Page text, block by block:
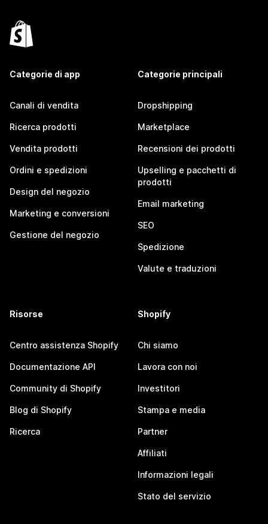
Categorie di app
Canali di vendita
Ricerca prodotti
Vendita prodotti
Ordini e spedizioni
Design del negozio
Marketing e conversioni
Gestione del negozio
Categorie principali
Dropshipping
Marketplace
Recensioni dei prodotti
Upselling e pacchetti di
prodotti
Email marketing
SEO
Spedizione
Valute e traduzioni
Risorse
Centro assistenza Shopify
Documentazione API
Community di Shopify
Blog di Shopify
Ricerca
Shopify
Chi siamo
Lavora con noi
Investitori
Stampa e media
Partner
Affiliati
Informazioni legali
Stato del servizio